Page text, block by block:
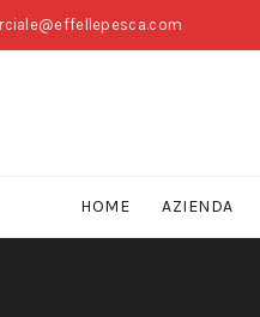
HOME AZIENDA